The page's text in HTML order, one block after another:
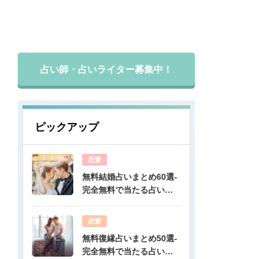
占い師・占いライター募集中！
ピックアップ
恋愛
無料結婚占いまとめ60選-
完全無料で当たる占いだ
恋愛
無料復縁占いまとめ50選-
完全無料で当たる占いだ